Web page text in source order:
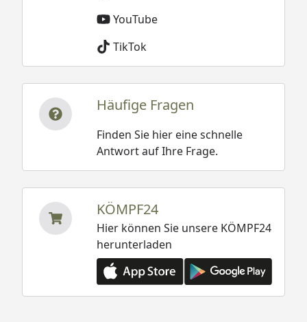
YouTube
TikTok
Häufige Fragen
Finden Sie hier eine schnelle
Antwort auf Ihre Frage.
KÖMPF24
Hier können Sie unsere KÖMPF24
herunterladen